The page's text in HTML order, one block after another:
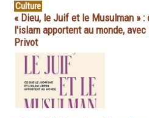
Culture
« Dieu, le Juif et le Musulman »
l'islam apportent au monde,
Privot